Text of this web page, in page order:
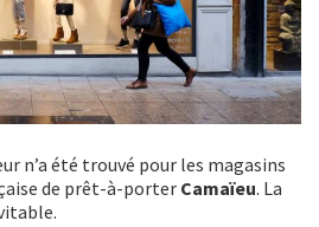
n’a été trouvé pour les magasins
de prêt-à-porter Camaïeu. La